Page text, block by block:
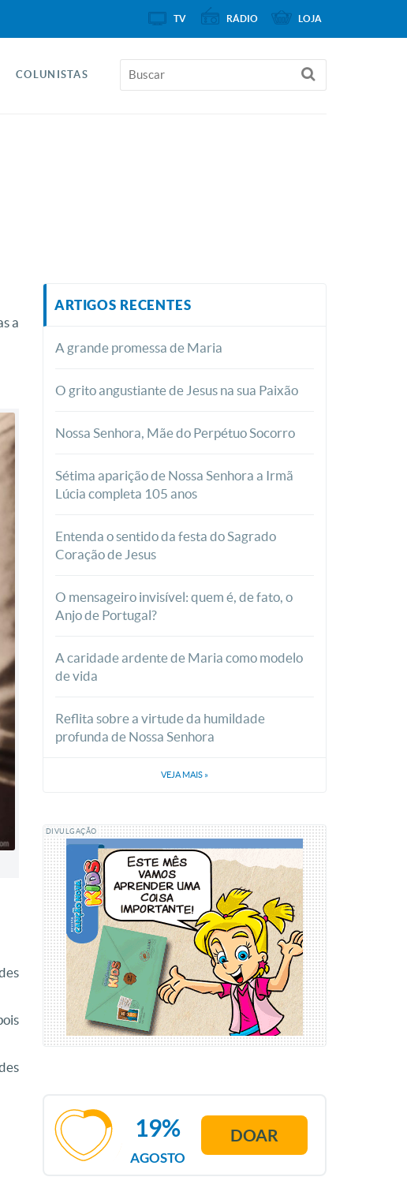
COLUNISTAS
a
ARTIGOS RECENTES
A grande promessa de Maria
O grito angustiante de Jesus na sua Paixão
Nossa Senhora, Mãe do Perpétuo Socorro
Sétima aparição de Nossa Senhora a Irmã
Lúcia completa 105 anos
Entenda o sentido da festa do Sagrado
Coração de Jesus
O mensageiro invisível: quem é, de fato, o
Anjo de Portugal?
A caridade ardente de Maria como modelo
de vida
Reflita sobre a virtude da humildade
profunda de Nossa Senhora
VEJA MAIS »
DIVULGAÇÃO
AGOSTO
19% DOAR
TV RÁDIO LOJA